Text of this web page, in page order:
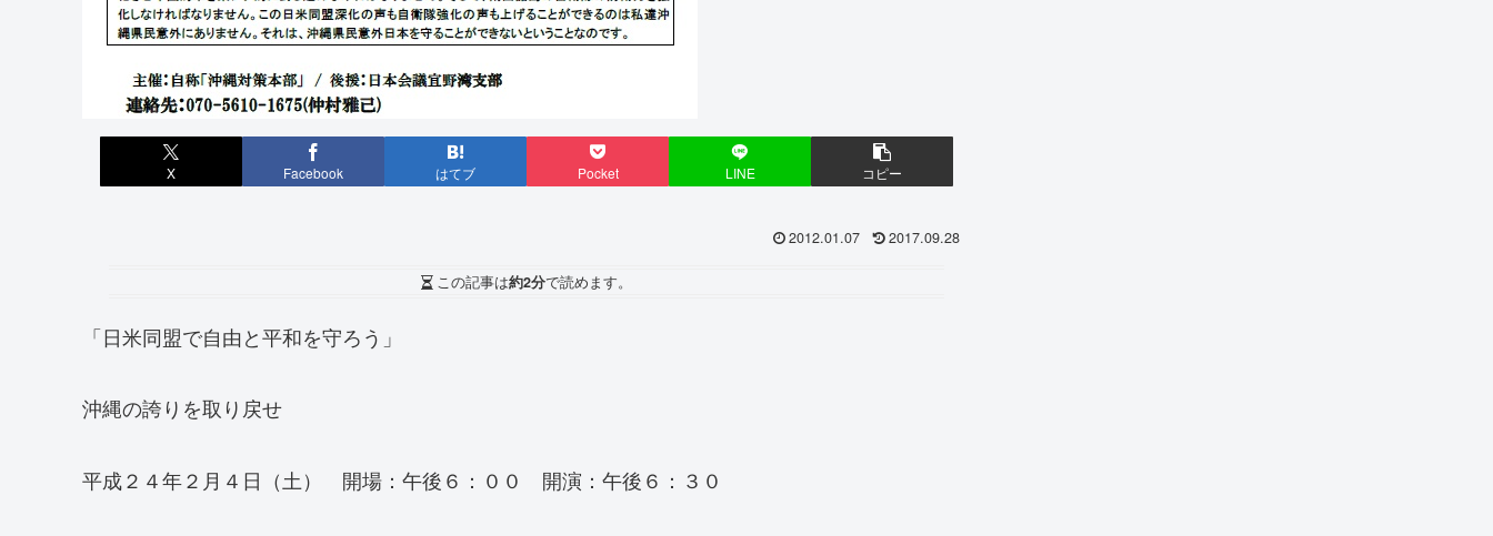
X Facebook はてブ Pocket LINE コピー
2012.01.07 2017.09.28
この記事は約2分で読めます。
「日米同盟で自由と平和を守ろう」
沖縄の誇りを取り戻せ
平成２４年２月４日（土） 開場：午後６：００ 開演：午後６：３０